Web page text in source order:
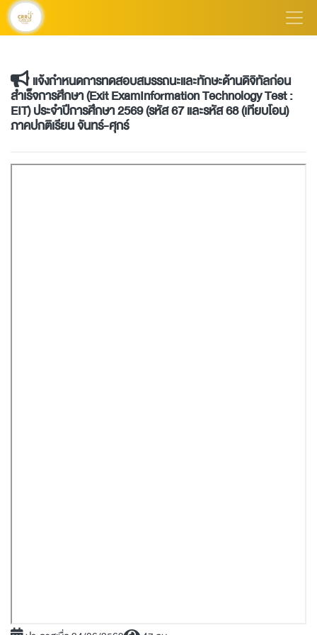
แจ้งกำหนดการทดสอบสมรรถนะและทักษะด้านดิจิทัลก่อน
สำเร็จการศึกษา (Exit ExamInformation Technology Test :
EIT) ประจำปีการศึกษา 2569 (รหัส 67 และรหัส 68 (เทียบโอน)
ภาคปกติเรียน จันทร์-ศุกร์